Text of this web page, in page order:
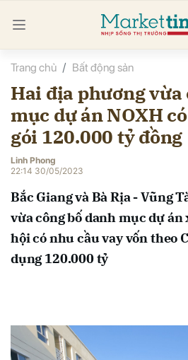
Trang chủ Bất động sản
Hai địa phương vừa
mục dự án NOXH
gói 120.000 tỷ đồng
Linh Phong
22:14 30/05/2023
Bắc Giang và Bà Rịa - Vũng
vừa công bố danh mục dự án
hội có nhu cầu vay vốn theo
dụng 120.000 tỷ
luận